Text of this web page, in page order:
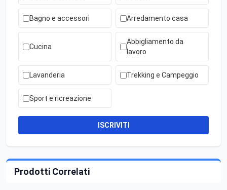
Bagno e accessori Arredamento casa
Cucina
Abbigliamento da
lavoro
Lavanderia Trekking e Campeggio
Sport e ricreazione
ISCRIVITI
Prodotti Correlati